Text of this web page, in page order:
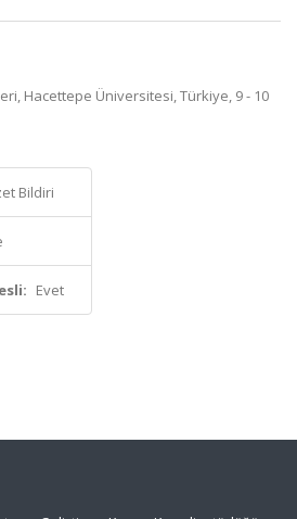
Hacettepe Üniversitesi, Türkiye, 9 - 10
Bildiri
Evet